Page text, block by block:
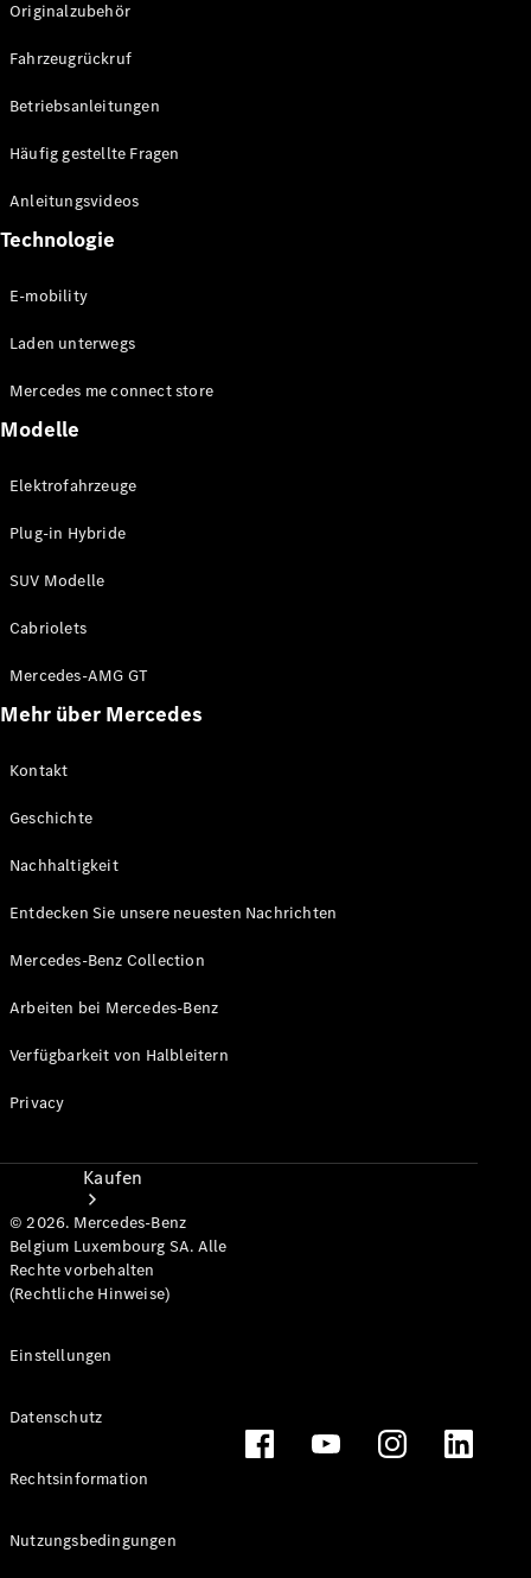
VLE Elektrisch
Konfigurator
Mercedes-
MPV
EQV
Marco Polo
Mercedes-
Gewerbliche Transporter
Kaufen
Neuwagenbestand
Gebrauchtwagen
Fleet &
Corporate
Originalzubehör
Fahrzeugrückruf
Betriebsanleitungen
Häufig gestellte Fragen
Anleitungsvideos
Technologie
E-mobility
Laden unterwegs
Mercedes me connect store
Modelle
Elektrofahrzeuge
Plug-in Hybride
SUV Modelle
Cabriolets
Mercedes-AMG GT
Mehr über Mercedes
Kontakt
Geschichte
Nachhaltigkeit
Entdecken Sie unsere neuesten Nachrichten
Mercedes-Benz Collection
Arbeiten bei Mercedes-Benz
Verfügbarkeit von Halbleitern
Privacy
© 2026. Mercedes-Benz
Belgium Luxembourg SA. Alle
Rechte vorbehalten
(Rechtliche Hinweise)
Einstellungen
Datenschutz
Rechtsinformation
Nutzungsbedingungen